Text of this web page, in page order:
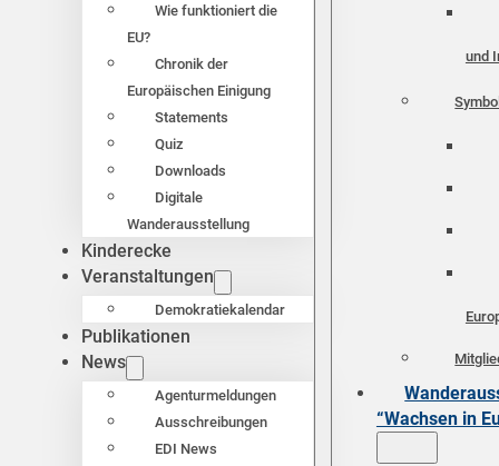
Wie funktioniert die
EU?
Chronik der
Europäischen Einigung
Statements
Quiz
Downloads
Digitale
Wanderausstellung
Kinderecke
Veranstaltungen
Demokratiekalendar
Publikationen
News
Agenturmeldungen
Ausschreibungen
EDI News
und
“Wachsen in